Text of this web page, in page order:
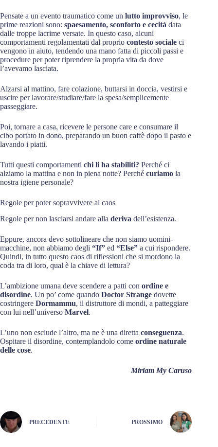
Pensate a un evento traumatico come un lutto improvviso, le
prime reazioni sono: spaesamento, sconforto e cecità data
dalle troppe lacrime versate. In questo caso, alcuni
comportamenti regolamentati dal proprio contesto sociale ci
vengono in aiuto, tendendo una mano fatta di piccoli passi e
procedure per poter riprendere la propria vita da dove
l’avevamo lasciata.
Alzarsi al mattino, fare colazione, buttarsi in doccia, vestirsi e
uscire per lavorare/studiare/fare la spesa/semplicemente
passeggiare.
Poi, tornare a casa, ricevere le persone care e consumare il
cibo portato in dono, preparando un buon caffè dopo il pasto e
lavando i piatti.
Tutti questi comportamenti chi li ha stabiliti? Perché ci
alziamo la mattina e non in piena notte? Perché curiamo la
nostra igiene personale?
Regole per poter sopravvivere al caos
Regole per non lasciarsi andare alla deriva dell’esistenza.
Eppure, ancora devo sottolineare che non siamo uomini-
macchine, non abbiamo degli “If” ed “Else” a cui rispondere.
Quindi, in tutto questo caos di riflessioni che si mordono la
coda tra di loro, qual è la chiave di lettura?
L’ambizione umana deve scendere a patti con ordine e
disordine. Un po’ come quando Doctor Strange dovette
costringere Dormammu, il distruttore di mondi, a patteggiare
con lui nell’universo Marvel.
L’uno non esclude l’altro, ma ne è una diretta conseguenza.
Ospitare il disordine, contemplandolo come ordine naturale
delle cose.
Miriam My Caruso
PRECEDENTE PROSSIMO